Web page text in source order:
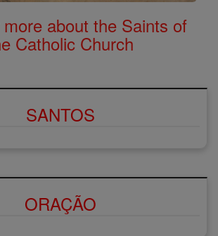
about the Saints of
Catholic Church
SANTOS
ORAÇÃO